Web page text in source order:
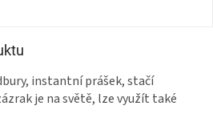
instantní prášek, stačí
je na světě, lze využít také